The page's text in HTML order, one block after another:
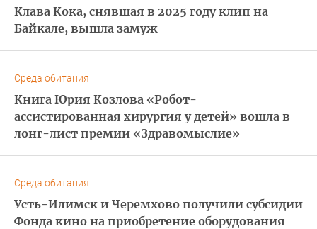
Клава Кока, снявшая в 2025 году клип на
Байкале, вышла замуж
Среда обитания
Книга Юрия Козлова «Робот-
ассистированная хирургия у детей» вошла в
лонг-лист премии «Здравомыслие»
Среда обитания
Усть-Илимск и Черемхово получили субсидии
Фонда кино на приобретение оборудования